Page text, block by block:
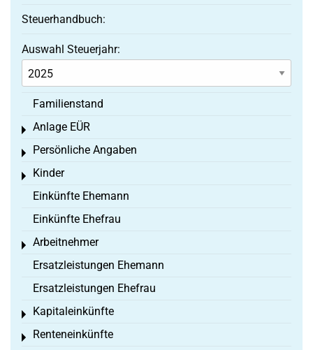
Steuerhandbuch:
Auswahl Steuerjahr:
Familienstand
Anlage EÜR
Toggle menu
Persönliche Angaben
Toggle menu
Kinder
Toggle menu
Einkünfte Ehemann
Einkünfte Ehefrau
Arbeitnehmer
Toggle menu
Ersatzleistungen Ehemann
Ersatzleistungen Ehefrau
Kapitaleinkünfte
Toggle menu
Renteneinkünfte
Toggle menu